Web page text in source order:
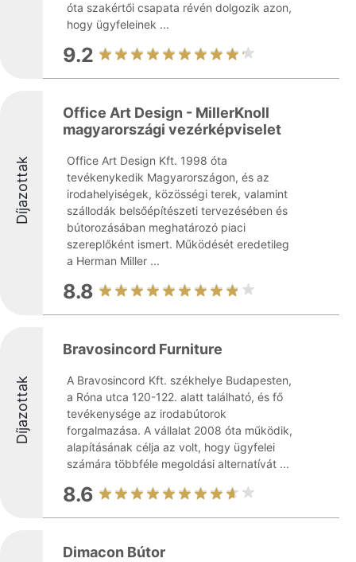
óta szakértői csapata révén dolgozik azon,
hogy ügyfeleinek ...
9.2
Díjazottak
Office Art Design - MillerKnoll
magyarországi vezérképviselet
Office Art Design Kft. 1998 óta
tevékenykedik Magyarországon, és az
irodahelyiségek, közösségi terek, valamint
szállodák belsőépítészeti tervezésében és
bútorozásában meghatározó piaci
szereplőként ismert. Működését eredetileg
a Herman Miller ...
8.8
Díjazottak
Bravosincord Furniture
A Bravosincord Kft. székhelye Budapesten,
a Róna utca 120-122. alatt található, és fő
tevékenysége az irodabútorok
forgalmazása. A vállalat 2008 óta működik,
alapításának célja az volt, hogy ügyfelei
számára többféle megoldási alternatívát ...
8.6
Dimacon Bútor